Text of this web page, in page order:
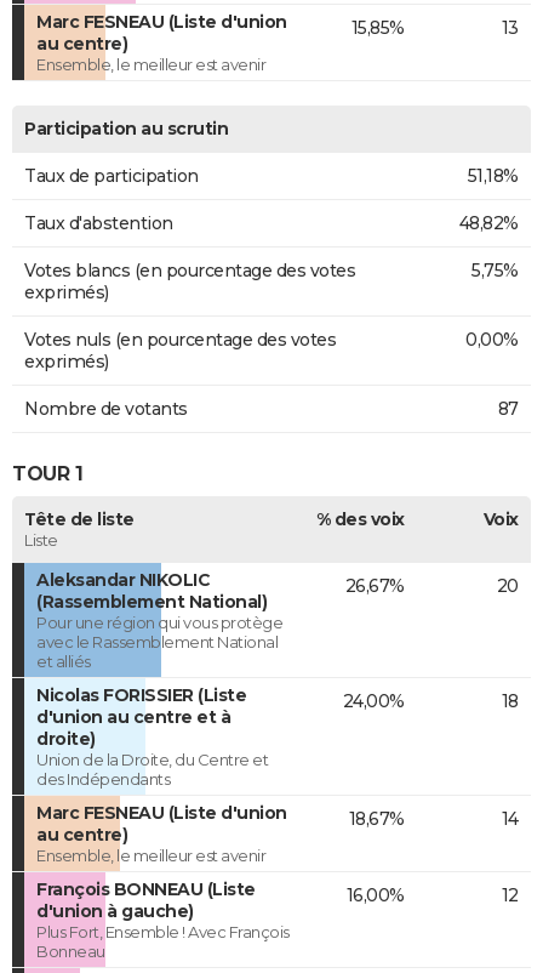
Marc FESNEAU (Liste d'union
au centre)
Ensemble, le meilleur est avenir
15,85% 13
Participation au scrutin
Taux de participation 51,18%
Taux d'abstention 48,82%
Votes blancs (en pourcentage des votes
exprimés)
5,75%
Votes nuls (en pourcentage des votes
exprimés)
0,00%
Nombre de votants 87
TOUR 1
Tête de liste
Liste
% des voix Voix
Aleksandar NIKOLIC
(Rassemblement National)
Pour une région qui vous protège
avec le Rassemblement National
et alliés
26,67% 20
Nicolas FORISSIER (Liste
d'union au centre et à
droite)
Union de la Droite, du Centre et
des Indépendants
24,00% 18
Marc FESNEAU (Liste d'union
au centre)
Ensemble, le meilleur est avenir
18,67% 14
François BONNEAU (Liste
d'union à gauche)
Plus Fort, Ensemble ! Avec François
Bonneau
16,00% 12